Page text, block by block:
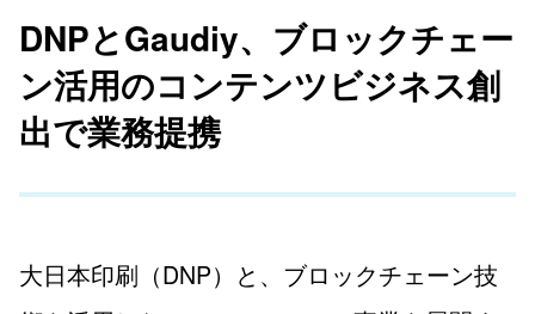
DNPとGaudiy、ブロックチェー
ン活用のコンテンツビジネス創
出で業務提携
大日本印刷（DNP）と、ブロックチェーン技